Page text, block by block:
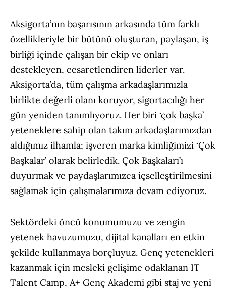
Aksigorta’nın başarısının arkasında tüm farklı
özellikleriyle bir bütünü oluşturan, paylaşan, iş
birliği içinde çalışan bir ekip ve onları
destekleyen, cesaretlendiren liderler var.
Aksigorta’da, tüm çalışma arkadaşlarımızla
birlikte değerli olanı koruyor, sigortacılığı her
gün yeniden tanımlıyoruz. Her biri ‘çok başka’
yeteneklere sahip olan takım arkadaşlarımızdan
aldığımız ilhamla; işveren marka kimliğimizi ‘Çok
Başkalar’ olarak belirledik. Çok Başkaları’ı
duyurmak ve paydaşlarımızca içselleştirilmesini
sağlamak için çalışmalarımıza devam ediyoruz.
Sektördeki öncü konumumuzu ve zengin
yetenek havuzumuzu, dijital kanalları en etkin
şekilde kullanmaya borçluyuz. Genç yetenekleri
kazanmak için mesleki gelişime odaklanan IT
Talent Camp, A+ Genç Akademi gibi staj ve yeni